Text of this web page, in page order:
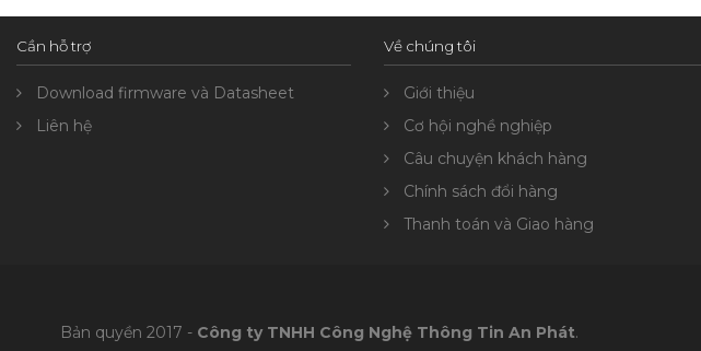
Cần hỗ trợ
Download firmware và Datasheet
Liên hệ
Về chúng tôi
Giới thiệu
Cơ hội nghề nghiệp
Câu chuyện khách hàng
Chính sách đổi hàng
Thanh toán và Giao hàng
Bản quyền 2017 - Công ty TNHH Công Nghệ Thông Tin An Phát.